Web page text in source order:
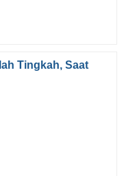
Tingkah, Saat